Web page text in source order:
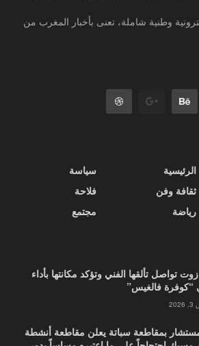
وطنية شاملة، تعنى بأخبار المغرب من
الرئيسية
ثقافة وفن
رياضة
سياسة
فلاحة
مجتمع
تواصل تألقها الفني وتؤكد مكانتها بأداء
“كوفرة فالغيس”
بمقاطعة سباتة يعلن مقاطعة أنشطة